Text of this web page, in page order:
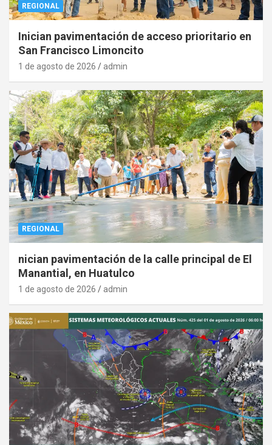
REGIONAL
Inician pavimentación de acceso prioritario en
San Francisco Limoncito
1 de agosto de 2026 admin
REGIONAL
nician pavimentación de la calle principal de El
Manantial, en Huatulco
1 de agosto de 2026 admin